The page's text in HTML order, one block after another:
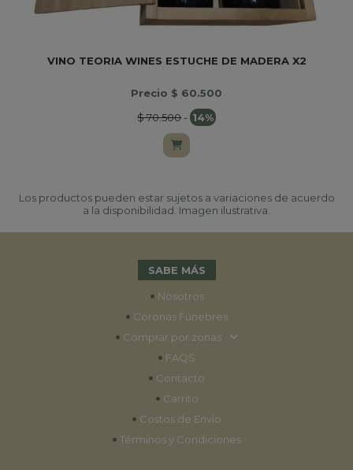
VINO TEORIA WINES ESTUCHE DE MADERA X2
Precio $ 60.500
$ 70.500- 14%
Los productos pueden estar sujetos a variaciones de acuerdo
a la disponibilidad. Imagen ilustrativa.
SABE MÁS
• Nosotros
• Coronas Fúnebres
• Comprar por zonas
• FAQS
• Contacto
• Carrito
• Costos de Envío
• Términos y Condiciones